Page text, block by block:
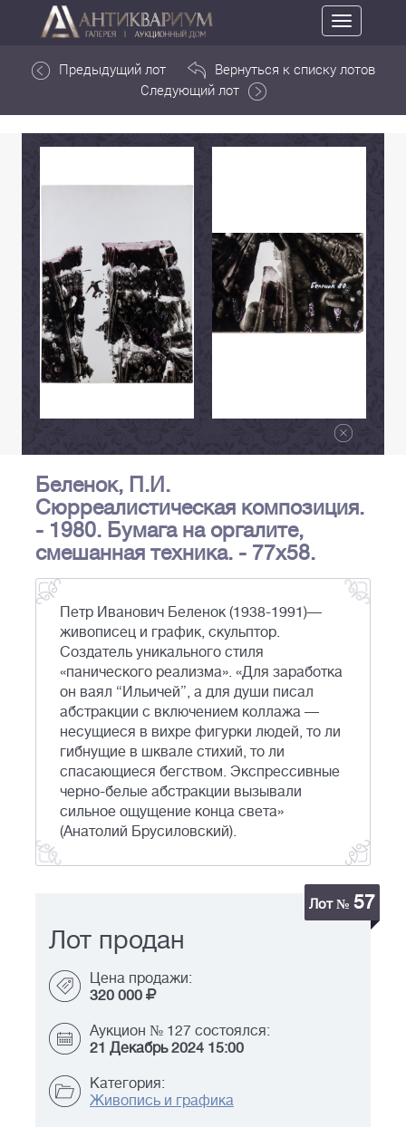
Toggle
navigation
Предыдущий лот
Вернуться к списку лотов
Следующий лот
Беленок, П.И.
Сюрреалистическая композиция.
- 1980. Бумага на оргалите,
смешанная техника. - 77х58.
Петр Иванович Беленок (1938-1991)—
живописец и график, скульптор.
Создатель уникального стиля
«панического реализма». «Для заработка
он ваял “Ильичей”, а для души писал
абстракции с включением коллажа —
несущиеся в вихре фигурки людей, то ли
гибнущие в шквале стихий, то ли
спасающиеся бегством. Экспрессивные
черно-белые абстракции вызывали
сильное ощущение конца света»
(Анатолий Брусиловский).
Лот № 57
Лот продан
Цена продажи:
320 000
Аукцион № 127 состоялся:
21 Декабрь 2024 15:00
Категория:
Живопись и графика